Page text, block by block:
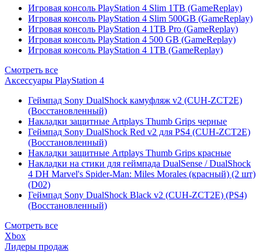
Игровая консоль PlayStation 4 Slim 1TB (GameReplay)
Игровая консоль PlayStation 4 Slim 500GB (GameReplay)
Игровая консоль PlayStation 4 1TB Pro (GameReplay)
Игровая консоль PlayStation 4 500 GB (GameReplay)
Игровая консоль PlayStation 4 1TB (GameReplay)
Смотреть все
Аксессуары PlayStation 4
Геймпад Sony DualShock камуфляж v2 (CUH-ZCT2E)
(Восстановленный)
Накладки защитные Artplays Thumb Grips черные
Геймпад Sony DualShock Red v2 для PS4 (CUH-ZCT2E)
(Восстановленный)
Накладки защитные Artplays Thumb Grips красные
Накладки на стики для геймпада DualSense / DualShock
4 DH Marvel's Spider-Man: Miles Morales (красный) (2 шт)
(D02)
Геймпад Sony DualShock Black v2 (CUH-ZCT2E) (PS4)
(Восстановленный)
Смотреть все
Xbox
Лидеры продаж